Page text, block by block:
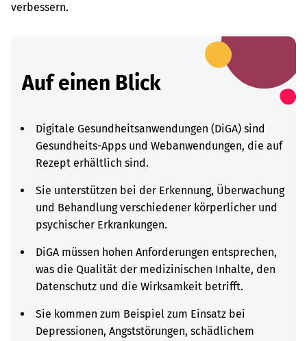
verbessern.
Auf einen Blick
Digitale Gesundheitsanwendungen (DiGA) sind
Gesundheits-Apps und Webanwendungen, die auf
Rezept erhältlich sind.
Sie unterstützen bei der Erkennung, Überwachung
und Behandlung verschiedener körperlicher und
psychischer Erkrankungen.
DiGA müssen hohen Anforderungen entsprechen,
was die Qualität der medizinischen Inhalte, den
Datenschutz und die Wirksamkeit betrifft.
Sie kommen zum Beispiel zum Einsatz bei
Depressionen, Angststörungen, schädlichem